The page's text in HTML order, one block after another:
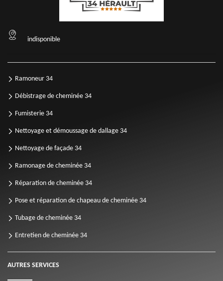
indisponible
Ramoneur 34
Débistrage de cheminée 34
Fumisterie 34
Nettoyage et démoussage de dallage 34
Nettoyage de façade 34
Ramonage de cheminée 34
Réparation de cheminée 34
Pose et réparation de chapeau de cheminée 34
Tubage de cheminée 34
Entretien de cheminée 34
AUTRES SERVICES